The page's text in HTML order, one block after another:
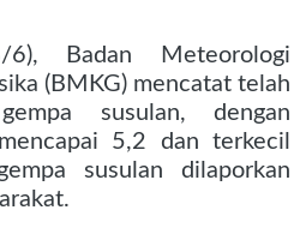
6), Badan Meteorologi
(BMKG) mencatat telah
susulan, dengan
5,2 dan terkecil
susulan dilaporkan